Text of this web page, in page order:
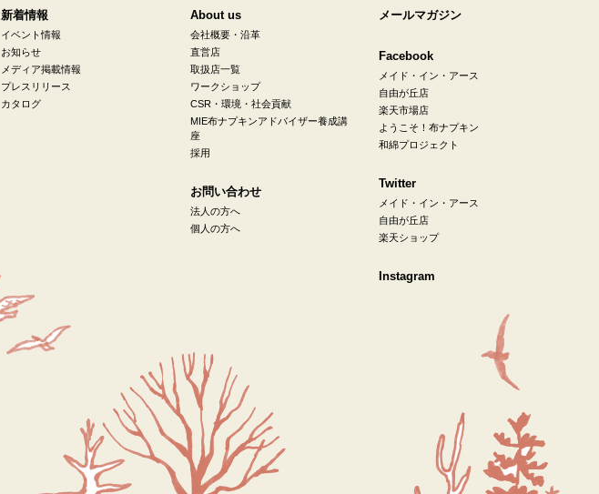
新着情報
イベント情報
お知らせ
メディア掲載情報
プレスリリース
カタログ
About us
会社概要・沿革
直営店
取扱店一覧
ワークショップ
CSR・環境・社会貢献
MIE布ナプキンアドバイザー養成講
座
採用
お問い合わせ
法人の方へ
個人の方へ
メールマガジン
Facebook
メイド・イン・アース
自由が丘店
楽天市場店
ようこそ！布ナプキン
和綿プロジェクト
Twitter
メイド・イン・アース
自由が丘店
楽天ショップ
Instagram